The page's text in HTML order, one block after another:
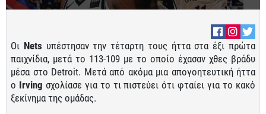
Οι Nets υπέστησαν την τέταρτη τους ήττα στα έξι πρώτα
παιχνίδια, μετά το 113-109 με το οποίο έχασαν χθες βράδυ
μέσα στο Detroit. Μετά από ακόμα μια απογοητευτική ήττα
ο Irving σχολίασε για το τι πιστεύει ότι φταίει για το κακό
ξεκίνημα της ομάδας.